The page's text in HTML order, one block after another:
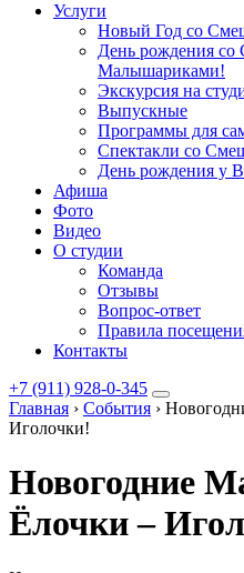
Услуги
Новый Год со
День рождения
Малышариками!
Экскурсия на
Выпускные
Программы для
Спектакли со
День рождения у
Афиша
Фото
Видео
О студии
Команда
Отзывы
Вопрос-ответ
Правила
Контакты
+7 (911) 928-0-345
Главная › События ›
Иголочки!
Новогодние
Ёлочки –